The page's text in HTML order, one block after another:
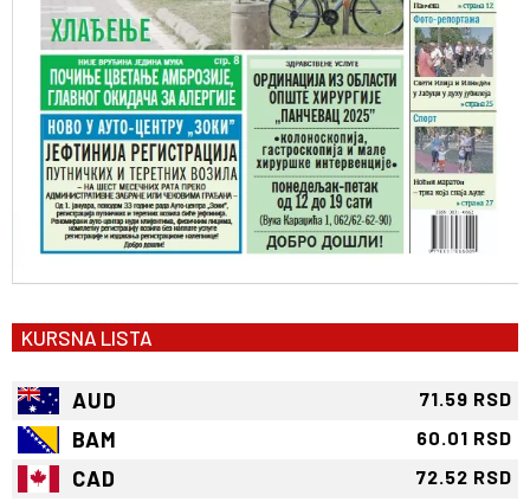
KURSNA LISTA
AUD 71.59 RSD
BAM 60.01 RSD
CAD 72.52 RSD